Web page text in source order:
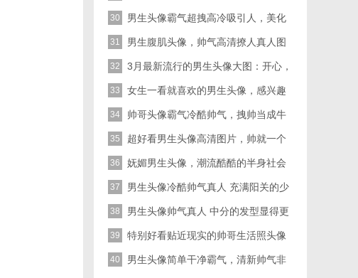
男头
30 男生头像霸气超拽高冷吸引人，美化
版本走一波
31 男生腹肌头像，帅气高清撩人真人图
片
32 3月最新流行的男生头像大图：开心，
郁闷，无法抗拒的发呆
33 女生一看就喜欢的男生头像，感兴趣
的小伙伴们拿走吧
34 帅哥头像霸气冷酷帅气，拽帅当成牛
的资本
35 超好看男生头像高清图片，帅就一个
字喜欢你就来
36 妩媚男生头像，潮流酷酷的半身社会
男生
37 男生头像冷酷帅气真人 充满阳关的少
年
38 男生头像帅气真人 中分的发型显得更
是有精神了
39 特别好看贴近现实的帅哥生活照头像
真实 成熟稳重
40 男生头像简单干净霸气，清新帅气非